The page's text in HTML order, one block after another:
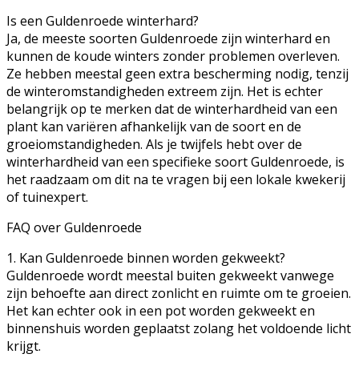
Is een Guldenroede winterhard?
Ja, de meeste soorten Guldenroede zijn winterhard en
kunnen de koude winters zonder problemen overleven.
Ze hebben meestal geen extra bescherming nodig, tenzij
de winteromstandigheden extreem zijn. Het is echter
belangrijk op te merken dat de winterhardheid van een
plant kan variëren afhankelijk van de soort en de
groeiomstandigheden. Als je twijfels hebt over de
winterhardheid van een specifieke soort Guldenroede, is
het raadzaam om dit na te vragen bij een lokale kwekerij
of tuinexpert.
FAQ over Guldenroede
1. Kan Guldenroede binnen worden gekweekt?
Guldenroede wordt meestal buiten gekweekt vanwege
zijn behoefte aan direct zonlicht en ruimte om te groeien.
Het kan echter ook in een pot worden gekweekt en
binnenshuis worden geplaatst zolang het voldoende licht
krijgt.